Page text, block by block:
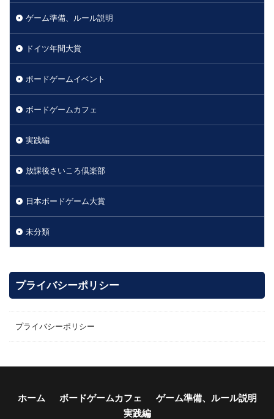
ゲーム準備、ルール説明
ドイツ年間大賞
ボードゲームイベント
ボードゲームカフェ
実践編
放課後さいころ倶楽部
日本ボードゲーム大賞
未分類
プライバシーポリシー
プライバシーポリシー
ホーム ボードゲームカフェ
ゲーム準備、ルール説明
実践編